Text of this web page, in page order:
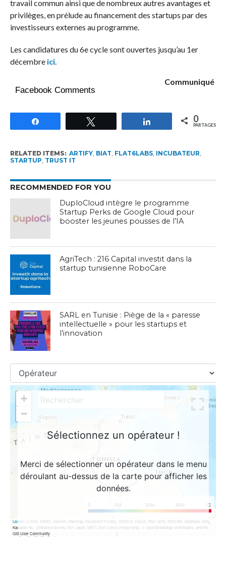
travail commun ainsi que de nombreux autres avantages et
privilèges, en prélude au financement des startups par des
investisseurs externes au programme.
Les candidatures du 6e cycle sont ouvertes jusqu’au 1er
décembre ici.
Communiqué
Facebook Comments
Partagez 0
PARTAGES
RELATED ITEMS: ARTIFY, BIAT FLAT6LABS, INCUBATEUR
STARTUP TRUST IT
RECOMMENDED FOR YOU
DuploCloud intègre le programme
Startup Perks de Google Cloud pour
booster les jeunes pousses de l’IA
AgriTech : 216 Capital investit dans la
startup tunisienne RoboCare
SARL en Tunisie : Piège de la « paresse
intellectuelle » pour les startups et
l’innovation